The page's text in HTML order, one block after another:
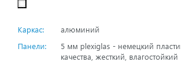
Каркас:
алюминий
Панели:
5 мм plexiglas - немецкий
качества, жесткий, влагостойкий